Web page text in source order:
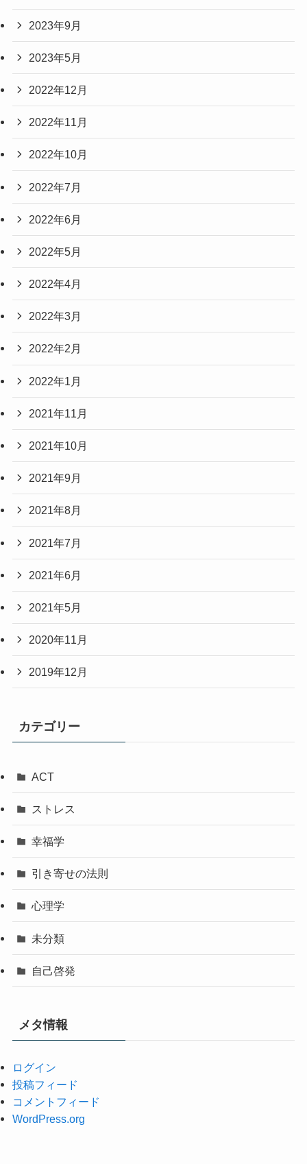
2023年9月
2023年5月
2022年12月
2022年11月
2022年10月
2022年7月
2022年6月
2022年5月
2022年4月
2022年3月
2022年2月
2022年1月
2021年11月
2021年10月
2021年9月
2021年8月
2021年7月
2021年6月
2021年5月
2020年11月
2019年12月
カテゴリー
ACT
ストレス
幸福学
引き寄せの法則
心理学
未分類
自己啓発
メタ情報
ログイン
投稿フィード
コメントフィード
WordPress.org